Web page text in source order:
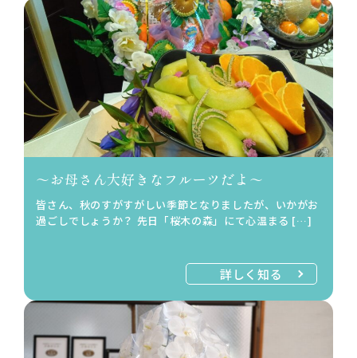
～お母さん大好きなフルーツだよ～
皆さん、秋のすがすがしい季節となりましたが、いかがお
過ごしでしょうか？ 先日「桜木の森」にて心温まる […]
詳しく知る